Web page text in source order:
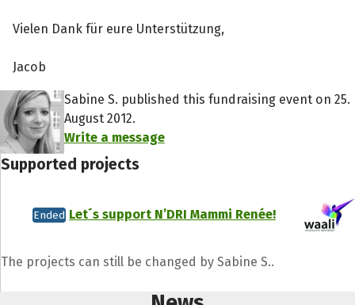
Vielen Dank für eure Unterstützung,
Jacob
Sabine S. published this fundraising event on 25.
August 2012.
Write a message
Supported projects
Ended Let´s support N’DRI Mammi Renée!
The projects can still be changed by Sabine S..